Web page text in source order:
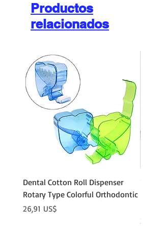
Productos
relacionados
Dental Cotton Roll Dispenser
Rotary Type Colorful Orthodontic
Precio
26,91 US$
Precio
21,86